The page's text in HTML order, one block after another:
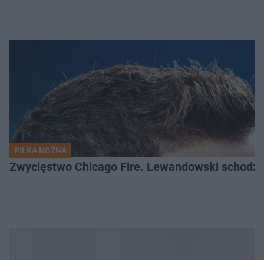
PIŁKA NOŻNA
Zwycięstwo Chicago Fire. Lewandowski